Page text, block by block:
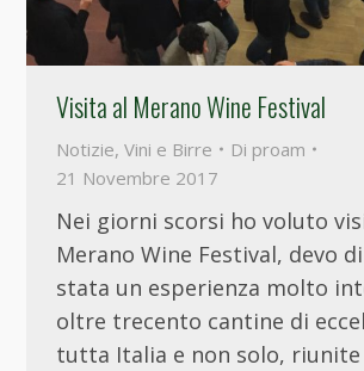
Visita al Merano Wine Festival
Notizie, Vini e Birre Di proam
21 Novembre 2017
Nei giorni scorsi ho voluto
Merano Wine Festival, devo
stata un esperienza molto
oltre trecento cantine di
tutta Italia e non solo, riunite